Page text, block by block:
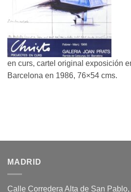
en curs, cartel original exposición
Barcelona en 1986, 76×54 cms.
MADRID
Calle Corredera Alta de San